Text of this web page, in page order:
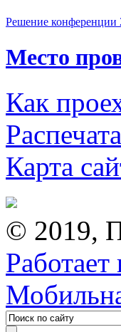
Решение конференции
Место
Как
Карта
© 2019,